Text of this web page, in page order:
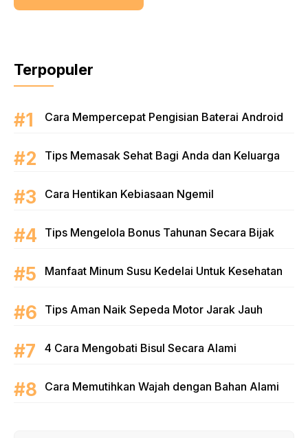
Terpopuler
Cara Mempercepat Pengisian Baterai Android
Tips Memasak Sehat Bagi Anda dan Keluarga
Cara Hentikan Kebiasaan Ngemil
Tips Mengelola Bonus Tahunan Secara Bijak
Manfaat Minum Susu Kedelai Untuk Kesehatan
Tips Aman Naik Sepeda Motor Jarak Jauh
4 Cara Mengobati Bisul Secara Alami
Cara Memutihkan Wajah dengan Bahan Alami